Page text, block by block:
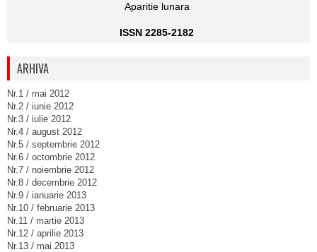
Aparitie lunara
ISSN 2285-2182
ARHIVA
Nr.1 / mai 2012
Nr.2 / iunie 2012
Nr.3 / iulie 2012
Nr.4 / august 2012
Nr.5 / septembrie 2012
Nr.6 / octombrie 2012
Nr.7 / noiembrie 2012
Nr.8 / decembrie 2012
Nr.9 / ianuarie 2013
Nr.10 / februarie 2013
Nr.11 / martie 2013
Nr.12 / aprilie 2013
Nr.13 / mai 2013